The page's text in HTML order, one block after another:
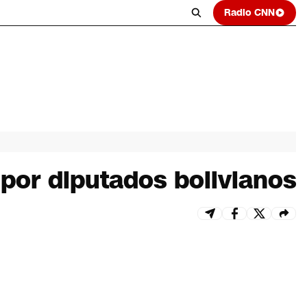
Radio CNN
diputados bolivianos